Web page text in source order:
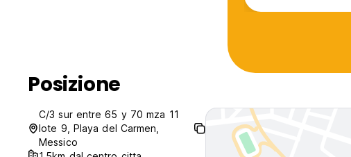
Posizione
C/3 sur entre 65 y 70 mza 11
lote 9, Playa del Carmen,
Messico